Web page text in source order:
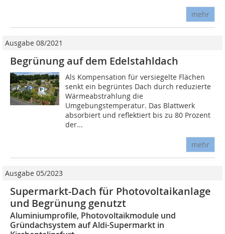
mehr
Ausgabe 08/2021
Begrünung auf dem Edelstahldach
Als Kompensation für versiegelte Flächen
senkt ein begrüntes Dach durch reduzierte
Wärmeabstrahlung die
Umgebungstemperatur. Das Blattwerk
absorbiert und reflektiert bis zu 80 Prozent
der...
mehr
Ausgabe 05/2023
Supermarkt-Dach für Photovoltaikanlage
und Begrünung genutzt
Aluminiumprofile, Photovoltaikmodule und
Gründachsystem auf Aldi-Supermarkt in